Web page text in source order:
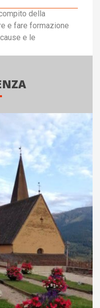
della
e fare formazione
e le
anniversario